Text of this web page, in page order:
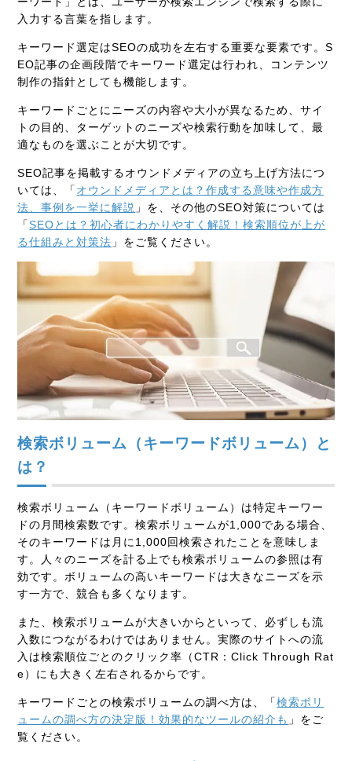
入力する言葉を指します。
キーワード選定はSEOの成功を左右する重要な要素です。S
EO記事の企画段階でキーワード選定は行われ、コンテンツ
制作の指針としても機能します。
キーワードごとにニーズの内容や大小が異なるため、サイ
トの目的、ターゲットのニーズや検索行動を加味して、最
適なものを選ぶことが大切です。
SEO記事を掲載するオウンドメディアの立ち上げ方法につ
いては、「 オウンドメディアとは？作成する意味や作成方
法、事例を一挙に解説 」を、その他のSEO対策については
「SEOとは？初心者にわかりやすく解説！検索順位が上が
る仕組みと対策法 」をご覧ください。
検索ボリューム（キーワードボリューム）と
は？
検索ボリューム（キーワードボリューム）は特定キーワー
ドの月間検索数です。検索ボリュームが1,000である場合、
そのキーワードは月に1,000回検索されたことを意味しま
す。人々のニーズを計る上でも検索ボリュームの参照は有
効です。ボリュームの高いキーワードは大きなニーズを示
す一方で、競合も多くなります。
また、検索ボリュームが大きいからといって、必ずしも流
入数につながるわけではありません。実際のサイトへの流
入は検索順位ごとのクリック率（CTR：Click Through Rat
e）にも大きく左右されるからです。
キーワードごとの検索ボリュームの調べ方は、「検索ボリ
ュームの調べ方の決定版！効果的なツールの紹介も 」をご
覧ください。